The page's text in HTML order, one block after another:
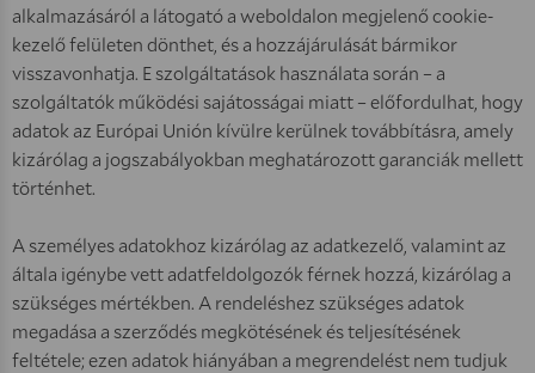
alkalmazásáról a látogató a weboldalon megjelenő cookie-
kezelő felületen dönthet, és a hozzájárulását bármikor
visszavonhatja. E szolgáltatások használata során – a
szolgáltatók működési sajátosságai miatt – előfordulhat, hogy
adatok az Európai Unión kívülre kerülnek továbbításra, amely
kizárólag a jogszabályokban meghatározott garanciák mellett
történhet.
A személyes adatokhoz kizárólag az adatkezelő, valamint az
általa igénybe vett adatfeldolgozók férnek hozzá, kizárólag a
szükséges mértékben. A rendeléshez szükséges adatok
megadása a szerződés megkötésének és teljesítésének
feltétele; ezen adatok hiányában a megrendelést nem tudjuk